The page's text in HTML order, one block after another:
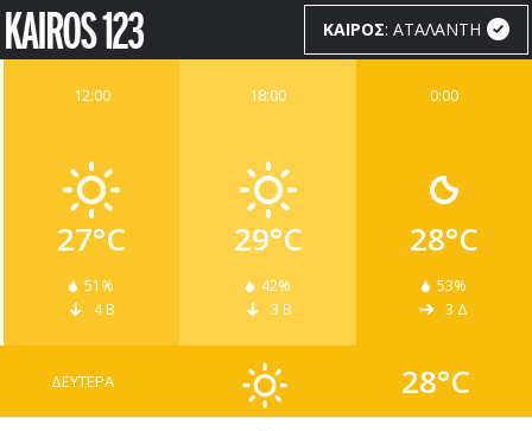
ΚΑΙΡΟΣ: ΑΤΑΛΑΝΤΗ
0:00
28°C
53%
3 Δ
18:00
29°C
42%
3 Β
12:00
27°C
51%
4 Β
ΔΕΥΤΕΡΑ 28°C